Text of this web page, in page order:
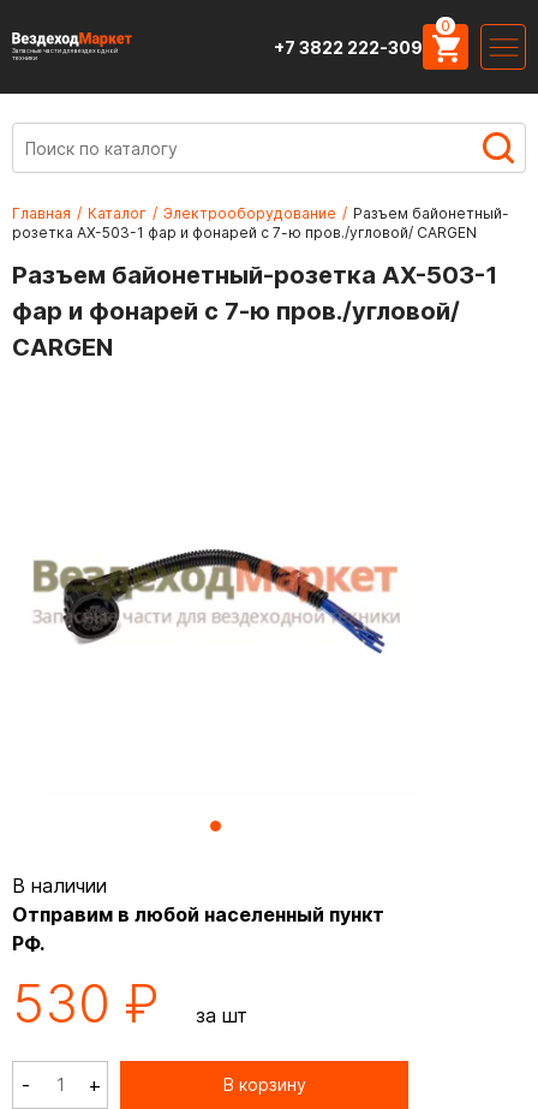
Запасные части для вездеходной
техники
+7 3822 222-309
0
Главная / Каталог / Электрооборудование / Разъем байонетный-
розетка АХ-503-1 фар и фонарей с 7-ю пров./угловой/ CARGEN
Разъем байонетный-розетка АХ-503-1
фар и фонарей с 7-ю пров./угловой/
CARGEN
В наличии
Отправим в любой населенный пункт
РФ.
530 ₽ за шт
- + В корзину